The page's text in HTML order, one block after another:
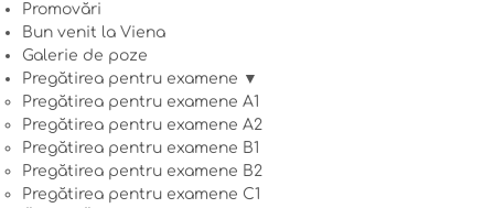
Promovări
Bun venit la Viena
Galerie de poze
Pregătirea pentru examene ▼
Pregătirea pentru examene A1
Pregătirea pentru examene A2
Pregătirea pentru examene B1
Pregătirea pentru examene B2
Pregătirea pentru examene C1